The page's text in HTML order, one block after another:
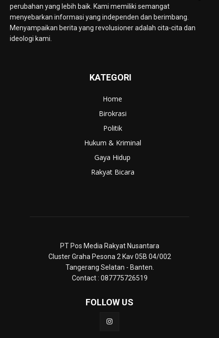
perubahan yang lebih baik. Kami memiliki semangat
menyebarkan informasi yang independen dan berimbang.
Menyampaikan berita yang revolusioner adalah cita-cita dan
ideologi kami.
KATEGORI
Home
Birokrasi
Politik
Hukum & Kriminal
Gaya Hidup
Rakyat Bicara
PT Pos Media Rakyat Nusantara
Cluster Graha Pesona 2 Kav 05B 04/002
Tangerang Selatan - Banten.
Contact : 087775726519
FOLLOW US